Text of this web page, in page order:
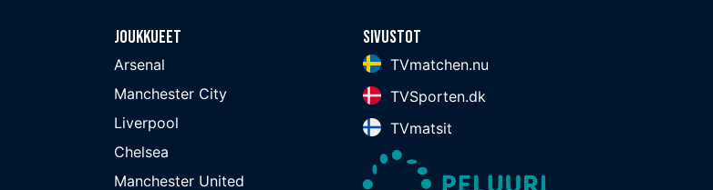
Joukkueet
Arsenal
Manchester City
Liverpool
Chelsea
Manchester United
Sivustot
TVmatchen.nu
TVSporten.dk
TVmatsit